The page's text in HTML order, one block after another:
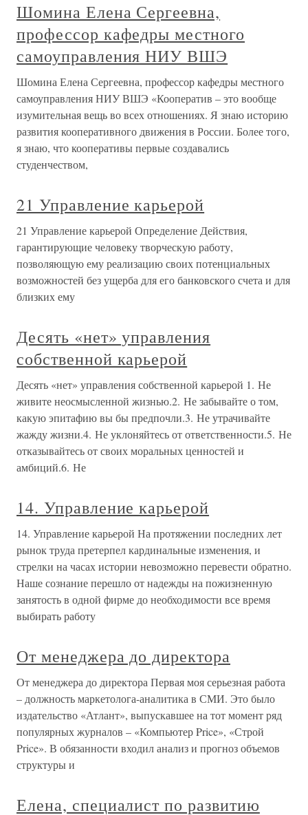
Шомина Елена Сергеевна,
профессор кафедры местного
самоуправления НИУ ВШЭ
Шомина Елена Сергеевна, профессор кафедры местного
самоуправления НИУ ВШЭ «Кооператив – это вообще
изумительная вещь во всех отношениях. Я знаю историю
развития кооперативного движения в России. Более того,
я знаю, что кооперативы первые создавались
студенчеством,
21 Управление карьерой
21 Управление карьерой Определение Действия,
гарантирующие человеку творческую работу,
позволяющую ему реализацию своих потенциальных
возможностей без ущерба для его банковского счета и для
близких ему
Десять «нет» управления
собственной карьерой
Десять «нет» управления собственной карьерой 1. Не
живите неосмысленной жизнью.2. Не забывайте о том,
какую эпитафию вы бы предпочли.3. Не утрачивайте
жажду жизни.4. Не уклоняйтесь от ответственности.5. Не
отказывайтесь от своих моральных ценностей и
амбиций.6. Не
14. Управление карьерой
14. Управление карьерой На протяжении последних лет
рынок труда претерпел кардинальные изменения, и
стрелки на часах истории невозможно перевести обратно.
Наше сознание перешло от надежды на пожизненную
занятость в одной фирме до необходимости все время
выбирать работу
От менеджера до директора
От менеджера до директора Первая моя серьезная работа
– должность маркетолога-аналитика в СМИ. Это было
издательство «Атлант», выпускавшее на тот момент ряд
популярных журналов – «Компьютер Price», «Строй
Price». В обязанности входил анализ и прогноз объемов
структуры и
Елена, специалист по развитию